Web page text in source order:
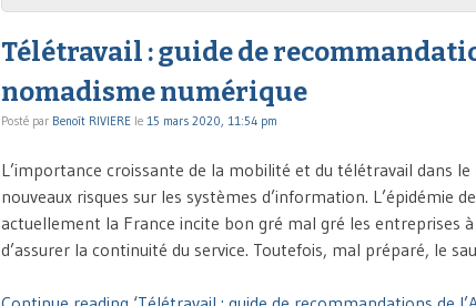
Télétravail : guide de
nomadisme numérique
Posté par Benoît RIVIERE le 15 mars 2020, 11:54 pm
L’importance croissante de la mobilité et du télétravail dans
nouveaux risques sur les systèmes d’information. L’épidémie
actuellement la France incite bon gré mal gré les entreprises
d’assurer la continuité du service. Toutefois, mal préparé, le